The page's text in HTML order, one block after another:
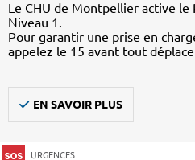
Le CHU de Montpellier active le
Niveau 1.
Pour garantir une prise en
appelez le 15 avant tout
EN SAVOIR PLUS
URGENCES